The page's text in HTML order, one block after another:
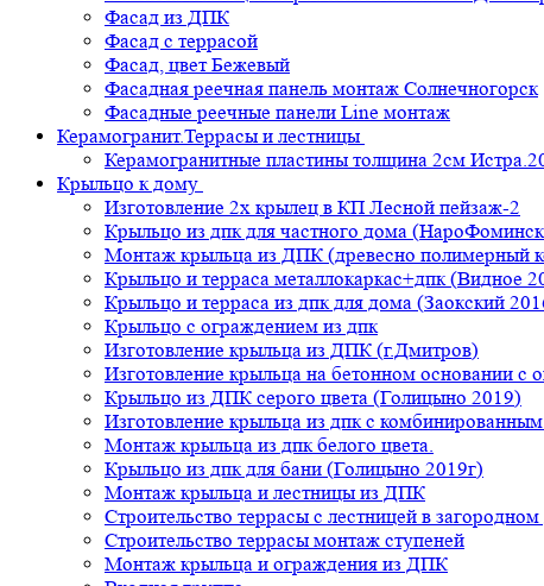
Фасад из ДПК
Фасад с террасой
Фасад, цвет Бежевый
Фасадная реечная панель монтаж Солнечногорск
Фасадные реечные панели Line монтаж
Керамогранит.Террасы и лестницы
Керамогранитные пластины толщина 2см
Крыльцо к дому
Изготовление 2х крылец в КП Лесной пейзаж-2
Крыльцо из дпк для частного дома
Монтаж крыльца из ДПК (древесно полимерный
Крыльцо и терраса металлокаркас+дпк (Видное
Крыльцо и терраса из дпк для дома (Заокский
Крыльцо с ограждением из дпк
Изготовление крыльца из ДПК (г.Дмитров)
Изготовление крыльца на бетонном основании
Крыльцо из ДПК серого цвета (Голицыно 2019)
Изготовление крыльца из дпк с
Монтаж крыльца из дпк белого цвета.
Крыльцо из дпк для бани (Голицыно 2019г)
Монтаж крыльца и лестницы из ДПК
Строительство террасы с лестницей в
Строительство террасы монтаж ступеней
Монтаж крыльца и ограждения из ДПК